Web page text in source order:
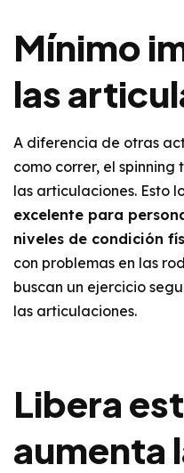
Mínimo
las
A diferencia de otras
como correr, el spinning
las articulaciones. Esto
excelente para
niveles de condición
con problemas en las
buscan un ejercicio
las articulaciones.
Libera
aumenta